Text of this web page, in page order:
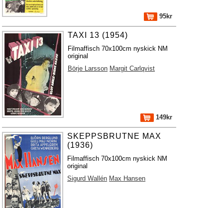
95kr
TAXI 13 (1954)
Filmaffisch 70x100cm nyskick NM
original
Börje Larsson Margit Carlqvist
149kr
SKEPPSBRUTNE MAX
(1936)
Filmaffisch 70x100cm nyskick NM
original
Sigurd Wallén Max Hansen